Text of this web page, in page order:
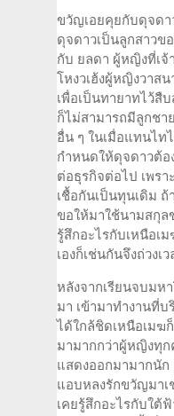
ขวัญเอยคุยกับดุจดา
ดุจดาวเป็นลูกสาวข
กับ ยลดา ผู้หญิงที่เจ้
โหงวเฮ้งผู้หญิงวาส
เพื่อเป็นทายาทไว้สื
ก็ไม่สามารถมีลูกชา
อื่น ๆ ในเมื่อแทนไท
กำหนดให้ดุจดาวต้อ
ต่อธุรกิจต่อไป เพร
เชื้อกันเป็นทุนเดิม ถ้
ขอให้มาใช้นามสกุล
รู้สึกอะไรกับเหนือเ
เองก็เช่นกันจึงถ่วงเ
หลังจากเรียนจบมห
มา เข้ามาทำงานที่
ได้ใกล้ชิดเหนือเมฆ
มามากกว่าผู้หญิงทุ
แสดงออกมามากนัก
แอบหลงรักขวัญมา
เคยรู้สึกอะไรกับใต้